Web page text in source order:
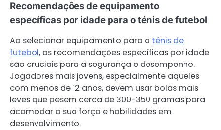
Recomendações de equipamento
específicas por idade para o ténis de futebol
Ao selecionar equipamento para o ténis de
futebol, as recomendações específicas por idade
são cruciais para a segurança e desempenho.
Jogadores mais jovens, especialmente aqueles
com menos de 12 anos, devem usar bolas mais
leves que pesem cerca de 300-350 gramas para
acomodar a sua força e habilidades em
desenvolvimento.